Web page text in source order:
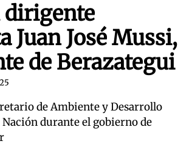
Juan José Mussi,
de Berazategui
de Ambiente y Desarrollo
Nación durante el gobierno de